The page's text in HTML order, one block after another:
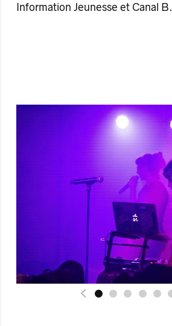
Information Jeunesse et Canal B.